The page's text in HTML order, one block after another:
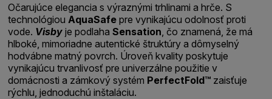
Očarujúce elegancia s výraznými trhlinami a hrče. S
technológiou AquaSafe pre vynikajúcu odolnosť proti
vode. Visby je podlahaSensation , čo znamená, že má
hlboké, mimoriadne autentické štruktúry a dômyselný
hodvábne matný povrch. Úroveň kvality poskytuje
vynikajúcu trvanlivosť pre univerzálne použitie v
domácnosti a zámkový systém PerfectFold™ zaisťuje
rýchlu, jednoduchú inštaláciu.